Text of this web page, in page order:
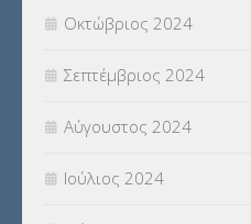
Οκτώβριος 2024
Σεπτέμβριος 2024
Αύγουστος 2024
Ιούλιος 2024